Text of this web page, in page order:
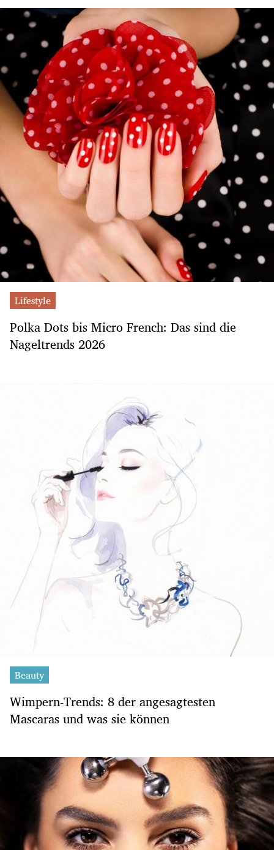
Lifestyle
Polka Dots bis Micro French: Das sind die
Nageltrends 2026
Beauty
Wimpern-Trends: 8 der angesagtesten
Mascaras und was sie können